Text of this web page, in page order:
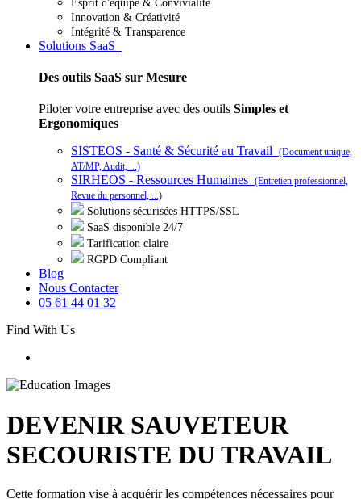
Esprit d'équipe & Convivialité
Innovation & Créativité
Intégrité & Transparence
Solutions SaaS
Des outils SaaS sur Mesure
Piloter votre entreprise avec des outils Simples et
Ergonomiques
SISTEOS - Santé & Sécurité au Travail
(Document unique,
AT/MP, Audit, ...)
SIRHEOS - Ressources Humaines (Entretien professionnel,
Revue du personnel, ...)
Solutions sécurisées HTTPS/SSL
SaaS disponible 24/7
Tarification claire
RGPD Compliant
Blog
Nous Contacter
05 61 44 01 32
Find With Us
DEVENIR SAUVETEUR
SECOURISTE DU TRAVAIL
Cette formation vise à acquérir les compétences nécessaires pour